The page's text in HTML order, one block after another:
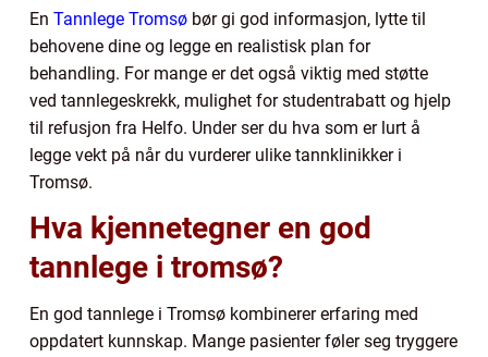
En Tannlege Tromsø bør gi god informasjon, lytte til
behovene dine og legge en realistisk plan for
behandling. For mange er det også viktig med støtte
ved tannlegeskrekk, mulighet for studentrabatt og hjelp
til refusjon fra Helfo. Under ser du hva som er lurt å
legge vekt på når du vurderer ulike tannklinikker i
Tromsø.
Hva kjennetegner en god
tannlege i tromsø?
En god tannlege i Tromsø kombinerer erfaring med
oppdatert kunnskap. Mange pasienter føler seg tryggere